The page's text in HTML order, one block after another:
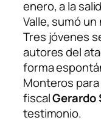
enero, a la
Valle, sumó
Tres jóvenes
autores del
forma
Monteros
fiscalGerardo
testimonio.